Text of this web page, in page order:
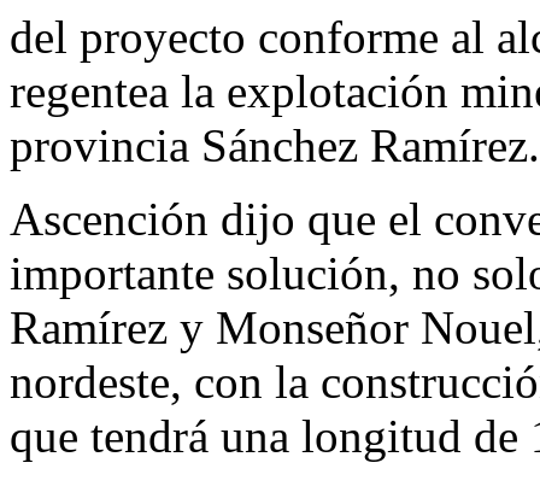
del proyecto conforme al
regentea la explotación
provincia Sánchez Ramírez.
Ascención dijo que el
importante solución, no
Ramírez y Monseñor
nordeste, con la
que tendrá una longitud